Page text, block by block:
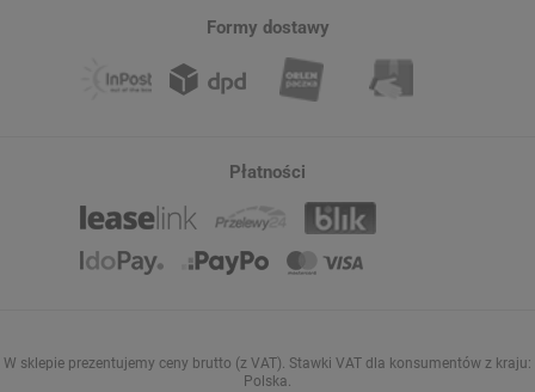
Formy dostawy
Płatności
W sklepie prezentujemy ceny brutto (z VAT). Stawki VAT dla konsumentów z kraju:
Polska.